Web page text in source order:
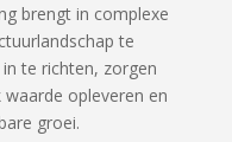
brengt in complexe
te
te richten, zorgen
opleveren en
groei.